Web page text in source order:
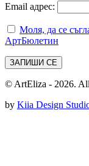
Email адрес:
Моля, да се
АртБюлетин
© ArtEliza - 2026.
by Kiia Design